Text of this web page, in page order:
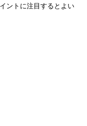
ントに注目するとよい